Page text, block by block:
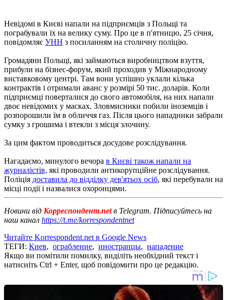
Невідомі в Києві напали на підприємців з Польщі та
пограбували їх на велику суму. Про це в п'ятницю, 25 січня,
повідомляє УНН з посиланням на столичну поліцію.
Громадяни Польщі, які займаються виробництвом взуття,
прибули на бізнес-форум, який проходив у Міжнародному
виставковому центрі. Там вони успішно уклали кілька
контрактів і отримали аванс у розмірі 50 тис. доларів. Коли
підприємці поверталися до свого автомобіля, на них напали
двоє невідомих у масках. Зловмисники побили іноземців і
розпорошили їм в обличчя газ. Після цього нападники забрали
сумку з грошима і втекли з місця злочину.
За цим фактом проводиться досудове розслідування.
Нагадаємо, минулого вечора в Києві також напали на
журналістів, які проводили антикорупційне розслідування.
Поліція доставила до відділку дев'ятьох осіб, які перебували на
місці події і назвалися охоронцями.
Новини від Корреспондент.netв Telegram. Підписуйтесь на
наш канал https://t.me/korrespondentnet
Читайте Korrespondent.net в Google News
ТЕГИ: Киев, ограбление, иностранцы, нападение
Якщо ви помітили помилку, виділіть необхідний текст і
натисніть Ctrl + Enter, щоб повідомити про це редакцію.